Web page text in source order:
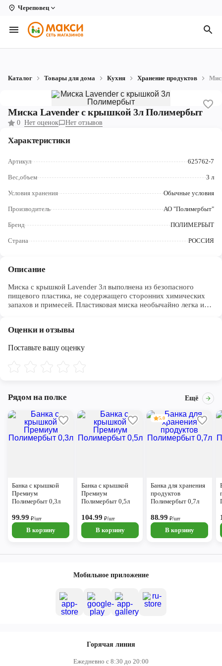
Череповец
Вологда
Архангельск
Коряжма
Котлас
Новодвинск
Северодвинск
Череповец
Ярославль
Каталог Товары для дома Кухня Хранение продуктов
Миска Lavender с крышкой 3л Полимербыт
0 Нет оценок Нет отзывов
Характеристики
Артикул 625762-7
Вес,объем 3 л
Условия хранения Обычные условия
Производитель АО "Полимербыт"
Бренд ПОЛИМЕРБЫТ
Страна РОССИЯ
Описание
Миска с крышкой Lavender 3л выполнена из безопасного
пищевого пластика, не содержащего сторонних химических
запахов и примесей. Пластиковая миска необычайно легка и
матовой поверхности, миска не будет скользить в руках при
цвет свежей лаванды. Миску украшает наклейка в нежном
в холодной воде. Возможно мытье в посудомоечной машине.
Оценки и отзывы
Поставьте вашу оценку
Рядом на полке Ещё
Банка с крышкой
Премиум
Полимербыт 0,3л
99.99₽/шт
В корзину
Банка с крышкой
Премиум
Полимербыт 0,5л
104.99 ₽/шт
В корзину
5.0
Банка для хранения
продуктов
Полимербыт 0,7л
88.99₽/шт
В корзину
Мобильное приложение
Горячая линия
Ежедневно с 8:30 до 20:00